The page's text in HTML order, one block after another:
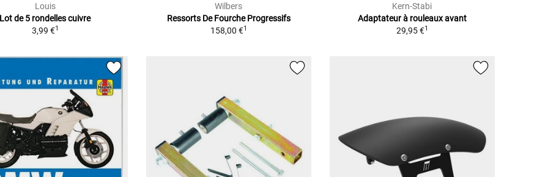
Louis
Lot de 5 rondelles cuivre
3,99 €1
Wilbers
Ressorts De Fourche Progressifs
158,00 €1
Kern-Stabi
Adaptateur à rouleaux avant
29,95 €1